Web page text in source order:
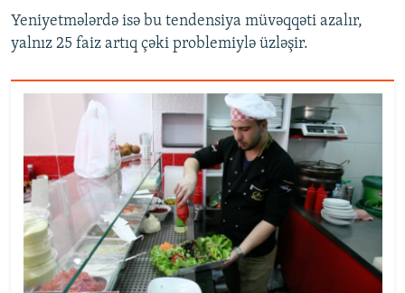
Yeniyetmələrdə isə bu tendensiya müvəqqəti azalır,
yalnız 25 faiz artıq çəki problemiylə üzləşir.